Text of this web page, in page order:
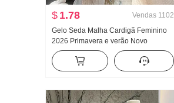
$ 1.78 Vendas 1102
Gelo Seda Malha Cardigã Feminino
2026 Primavera e verão Novo
Proteção Solar Ar condicionado
Camisa Top Com Saia de alça
Pequeno Xale Jaqueta curta